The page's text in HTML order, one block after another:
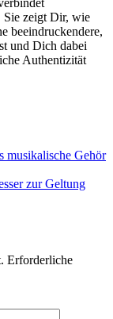
Sie zeigt Dir, wie
beeindruckendere,
und Dich dabei
Authentizität
musikalische Gehör
zur Geltung
Erforderliche